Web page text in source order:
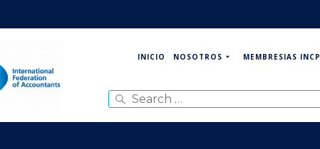
INICIO NOSOTROS MEMBRESIAS INCP
for: